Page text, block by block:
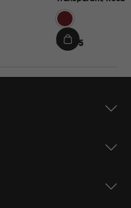
Rood
€€ 19,95
IN